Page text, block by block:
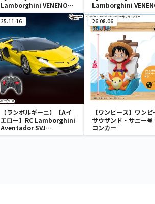
Lamborghini VENENO
(0046)
Lamborghini
(0046)
25.11.16
【ランボルギーニ】【Aイ
エロー】RC Lamborghini
Aventador SVJ
Roadster(1992)
26.08.06
【ワンピース】ワンピ
サウザンド・サニー号
コンカー